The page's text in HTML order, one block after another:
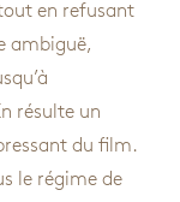
en refusant
ambiguë,
résulte un
du film.
le régime de